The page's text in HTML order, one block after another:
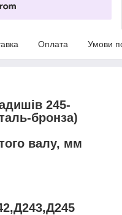
Оплата Умови
245-
бронза)
валу, мм